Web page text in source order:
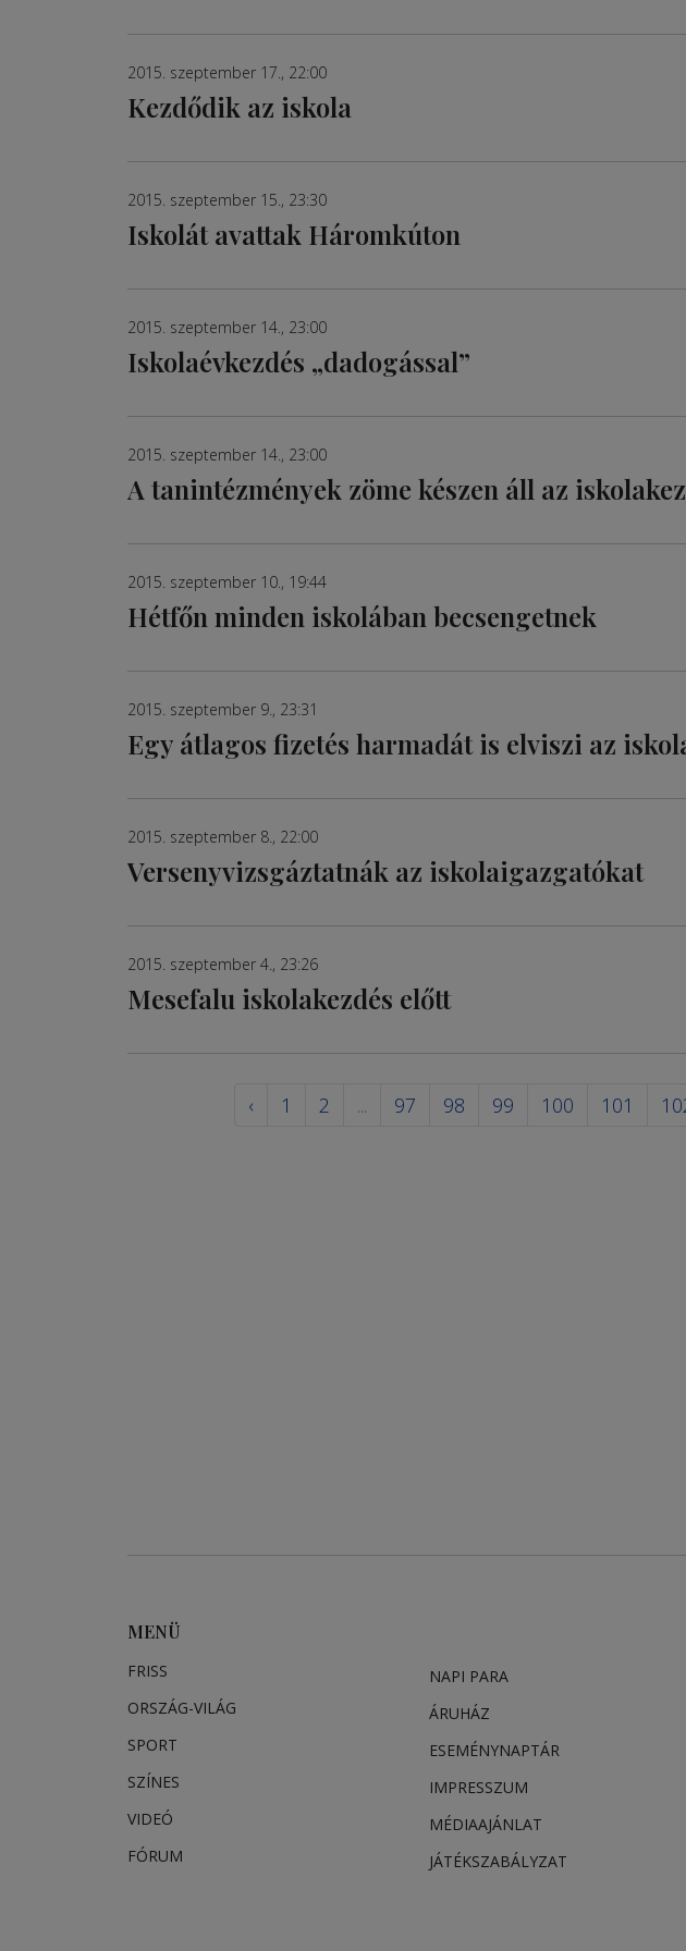
2015. szeptember 17., 22:00
Kezdődik az iskola
2015. szeptember 15., 23:30
Iskolát avattak Háromkúton
2015. szeptember 14., 23:00
Iskolaévkezdés „dadogással”
2015. szeptember 14., 23:00
A tanintézmények zöme készen áll az
2015. szeptember 10., 19:44
Hétfőn minden iskolában becsengetnek
2015. szeptember 9., 23:31
Egy átlagos fizetés harmadát is elviszi az
2015. szeptember 8., 22:00
Versenyvizsgáztatnák az iskolaigazgatókat
2015. szeptember 4., 23:26
Mesefalu iskolakezdés előtt
‹ 1 2 ... 97 98 99 100 101
MENÜ
FRISS
ORSZÁG-VILÁG
SPORT
SZÍNES
VIDEÓ
FÓRUM
NAPI PARA
ÁRUHÁZ
ESEMÉNYNAPTÁR
IMPRESSZUM
MÉDIAAJÁNLAT
JÁTÉKSZABÁLYZAT